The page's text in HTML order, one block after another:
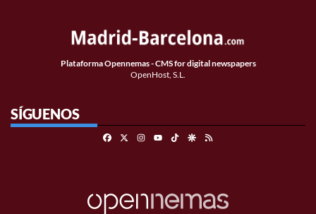
Plataforma Opennemas - CMS for digital newspapers
OpenHost, S.L.
SÍGUENOS
FacebookInstagramTikTokGoogle Discover